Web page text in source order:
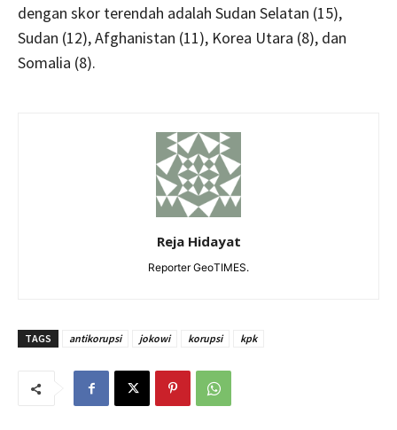
dengan skor terendah adalah Sudan Selatan (15),
Sudan (12), Afghanistan (11), Korea Utara (8), dan
Somalia (8).
Reja Hidayat
Reporter GeoTIMES.
TAGS antikorupsi jokowi korupsi kpk